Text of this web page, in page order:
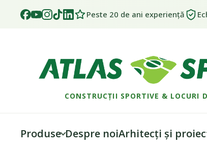
Peste 20 de ani experiență
CONSTRUCȚII SPORTIVE & LOCURI
Produse Despre noiArhitecți și